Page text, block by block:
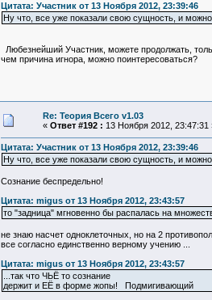
Цитата: Участник от 13 Ноября 2012, 23:39:46
Ну что, все уже показали свою сущность, и
Любезнейший Участник, можете продолжать,
чем причина игнора, можно поинтересоваться?
Re: Теория Всего v1.03
« Ответ #192 : 13 Ноября 2012, 23:47:31
Цитата: Участник от 13 Ноября 2012, 23:39:46
Ну что, все уже показали свою сущность, и
Сознание беспредельно!
Цитата: migus от 13 Ноября 2012, 23:43:57
то "задница" мгновенно бы распалась на
не знаю насчет одноклеточных, но на 2
все согласно единственно верному учению ...
Цитата: migus от 13 Ноября 2012, 23:43:57
...так что ЧЬЁ то сознание
держит и ЕЁ в форме жопы! Подмигивающий